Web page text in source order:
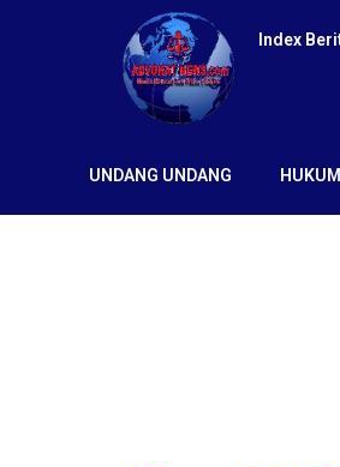
Index
UNDANG UNDANG HUKUM